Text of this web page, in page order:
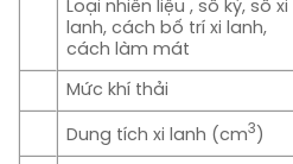
Loại nhiên liệu , số kỳ, số xi
lanh, cách bố trí xi lanh,
cách làm mát
Mức khí thải
Dung tích xi lanh (cm3)